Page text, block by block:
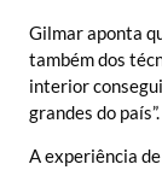
Gilmar aponta
também dos
interior
grandes do país”.
A experiência